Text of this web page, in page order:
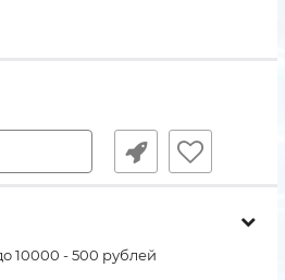
10000 - 500 рублей